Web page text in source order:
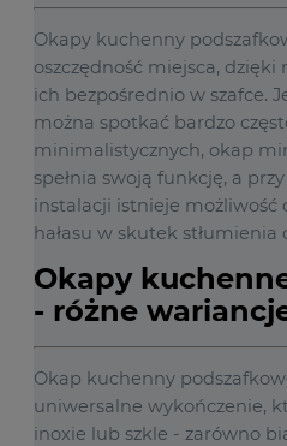
Okapy kuchenny
oszczędność miejsca,
ich bezpośrednio w szafce.
można spotkać bardzo
minimalistycznych, okap
spełnia swoją funkcję, a
instalacji istnieje możliwość
hałasu w skutek stłumienia
Okapy
- różne
Okap kuchenny
uniwersalne wykończenie,
inoxie lub szkle - zarówno